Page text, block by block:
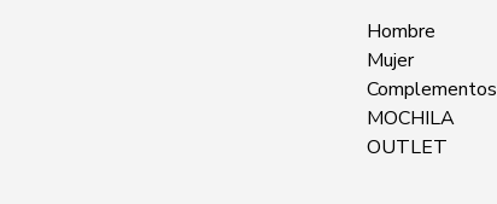
Hombre
Mujer
Complementos
MOCHILA
OUTLET